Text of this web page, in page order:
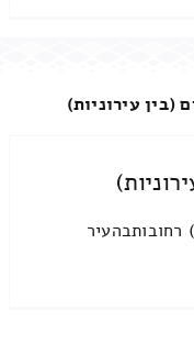
(בין עירוניות)
רחובותבהעיר